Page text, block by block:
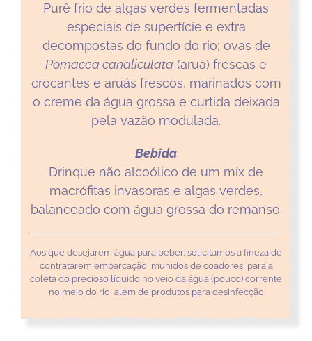
Purê frio de algas verdes fermentadas
especiais de superfície e extra
decompostas do fundo do rio; ovas de
Pomacea canaliculata (aruá) frescas e
crocantes e aruás frescos, marinados com
o creme da água grossa e curtida deixada
pela vazão modulada.
Bebida
Drinque não alcoólico de um mix de
macrófitas invasoras e algas verdes,
balanceado com água grossa do remanso.
Aos que desejarem água para beber, solicitamos a fineza de
contratarem embarcação, munidos de coadores, para a
coleta do precioso líquido no veio da água (pouco) corrente
no meio do rio, além de produtos para desinfecção